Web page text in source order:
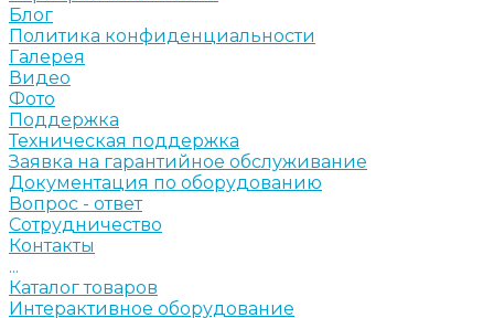
Блог
Политика конфиденциальности
Галерея
Видео
Фото
Поддержка
Техническая поддержка
Заявка на гарантийное обслуживание
Документация по оборудованию
Вопрос - ответ
Сотрудничество
Контакты
...
Каталог товаров
Интерактивное оборудование